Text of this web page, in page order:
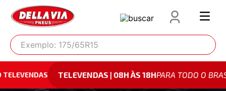
Exemplo: 175/65R15
TELEVENDAS | 08H ÀS 18HPARA TODO O BRASIL